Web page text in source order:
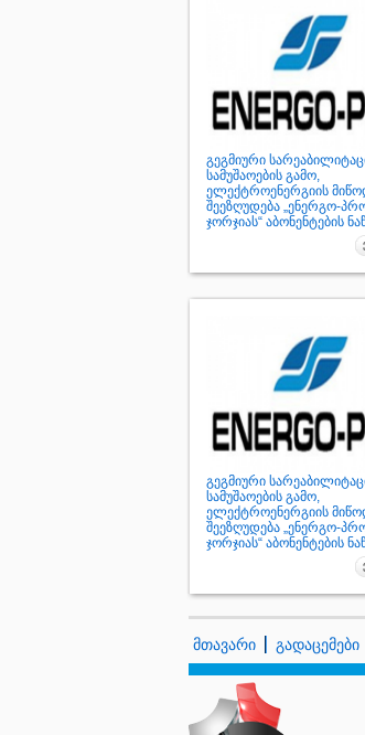
გეგმიური
სამუშაოების გამო,
ელექტროენერგიის
შეეზღუდება „ენერგო-
ჯორჯიას“ აბონენტების
გეგმიური
სამუშაოების გამო,
ელექტროენერგიის
შეეზღუდება „ენერგო-
ჯორჯიას“ აბონენტების
მთავარი გადაცემები